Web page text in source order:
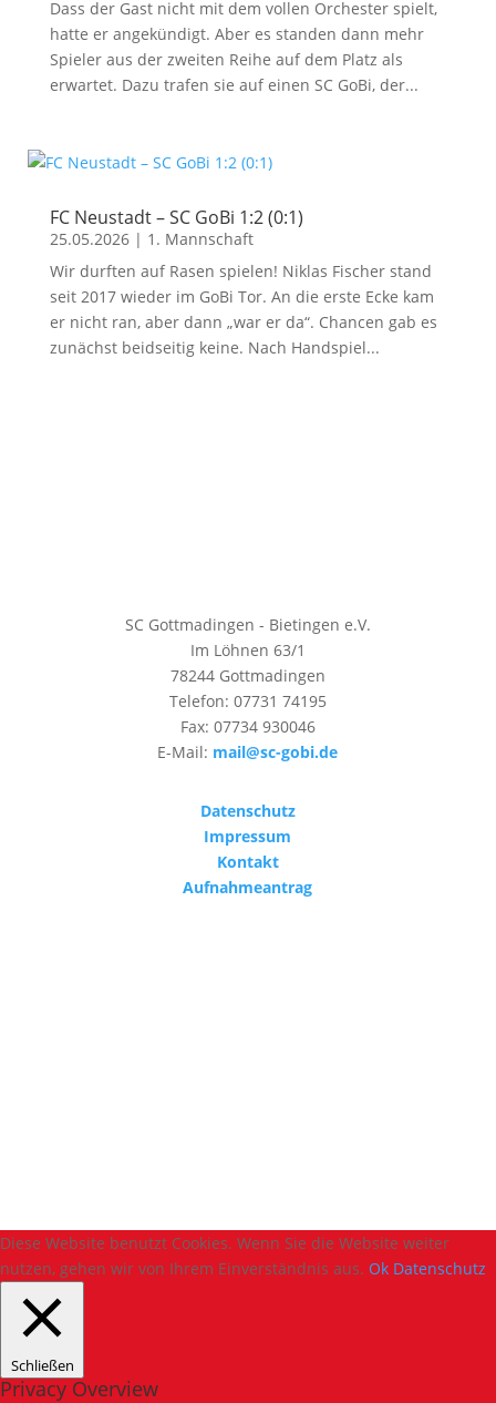
Dass der Gast nicht mit dem vollen Orchester spielt,
hatte er angekündigt. Aber es standen dann mehr
Spieler aus der zweiten Reihe auf dem Platz als
erwartet. Dazu trafen sie auf einen SC GoBi, der...
FC Neustadt – SC GoBi 1:2 (0:1)
25.05.2026| 1. Mannschaft
Wir durften auf Rasen spielen! Niklas Fischer stand
seit 2017 wieder im GoBi Tor. An die erste Ecke kam
er nicht ran, aber dann „war er da“. Chancen gab es
zunächst beidseitig keine. Nach Handspiel...
SC Gottmadingen - Bietingen e.V.
Im Löhnen 63/1
78244 Gottmadingen
Telefon: 07731 74195
Fax: 07734 930046
E-Mail: mail@sc-gobi.de
Datenschutz
Impressum
Kontakt
Aufnahmeantrag
Diese Website benutzt Cookies. Wenn Sie die Website weiter
nutzen, gehen wir von Ihrem Einverständnis aus. Ok Datenschutz
Schließen
Privacy Overview